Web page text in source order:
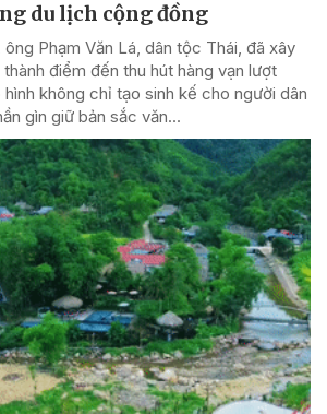
du lịch cộng đồng
Phạm Văn Lá, dân tộc Thái, đã xây
điểm đến thu hút hàng vạn lượt
không chỉ tạo sinh kế cho người dân
gìn giữ bản sắc văn...